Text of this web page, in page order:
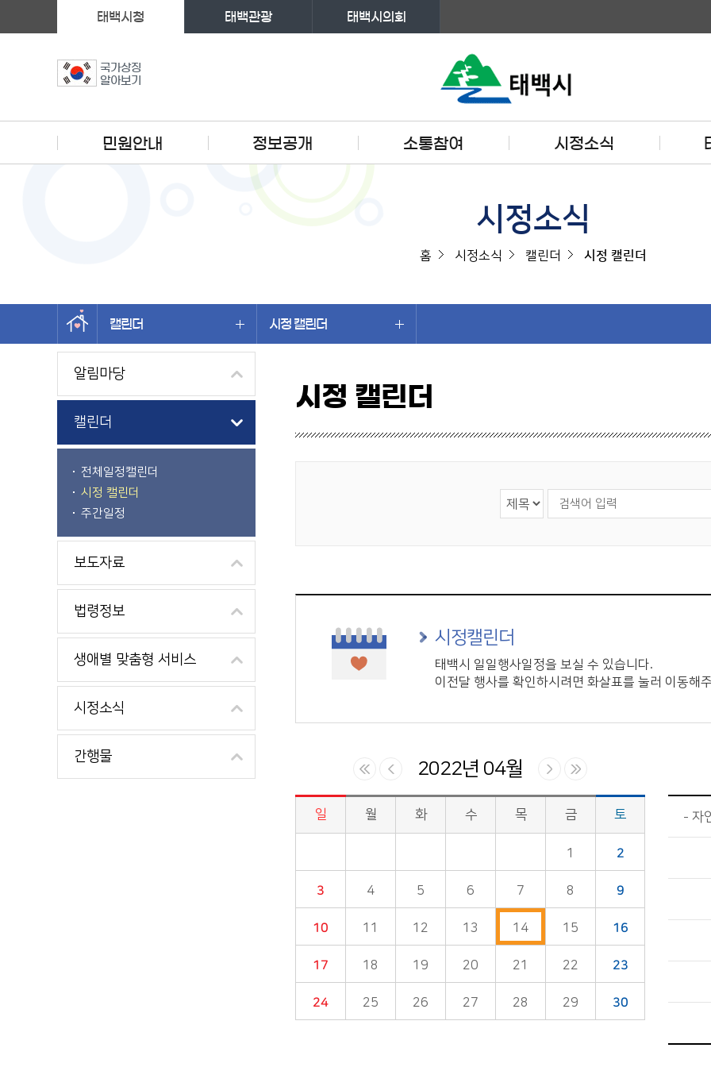
국가상징
알아보기
태백시청 태백관광 태백시의회
민원안내 정보공개 소통참여 시정소식
시정소식
홈 시정소식 캘린더 시정 캘린더
캘린더 시정 캘린더
왼쪽메뉴
알림마당
캘린더
전체일정캘린더
시정 캘린더
주간일정
보도자료
법령정보
생애별 맞춤형 서비스
시정소식
간행물
시정 캘린더
시정캘린더
태백시 일일행사일정을 보실 수 있습니다.
이전달 행사를 확인하시려면 화살표를 눌러 이동해
2022년 04월
시정소식>시정 캘린더 게시판의 (2022년 04월) 달력형태로 일정명, 일정내용을 제공합니다.
일 월 화 수 목 금 토
1 2
3 4 5 6 7 8 9
10 11 12 13 14 15 16
17 18 19 20 21 22 23
24 25 26 27 28 29 30
자